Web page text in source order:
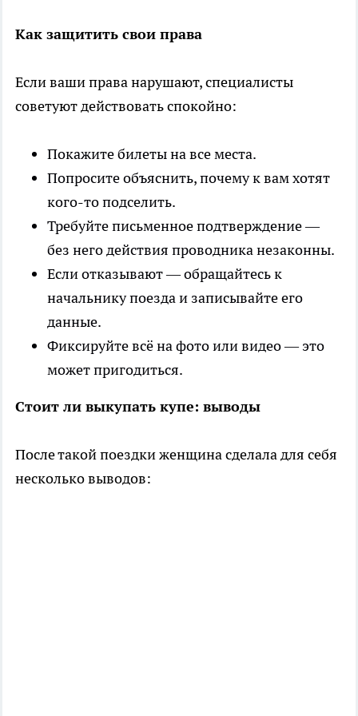
Как защитить свои права
Если ваши права нарушают, специалисты
советуют действовать спокойно:
Покажите билеты на все места.
Попросите объяснить, почему к вам хотят
кого-то подселить.
Требуйте письменное подтверждение —
без него действия проводника незаконны.
Если отказывают — обращайтесь к
начальнику поезда и записывайте его
данные.
Фиксируйте всё на фото или видео — это
может пригодиться.
Стоит ли выкупать купе: выводы
После такой поездки женщина сделала для себя
несколько выводов: